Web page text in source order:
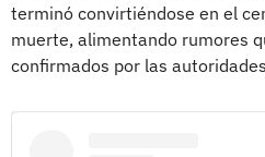
terminó convirtiéndose en el
muerte, alimentando rumores
confirmados por las